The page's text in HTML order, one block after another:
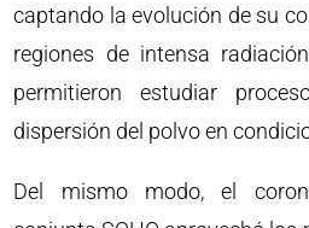
captando la evolución de su
regiones de intensa
permitieron estudiar
dispersión del polvo en
Del mismo modo, el